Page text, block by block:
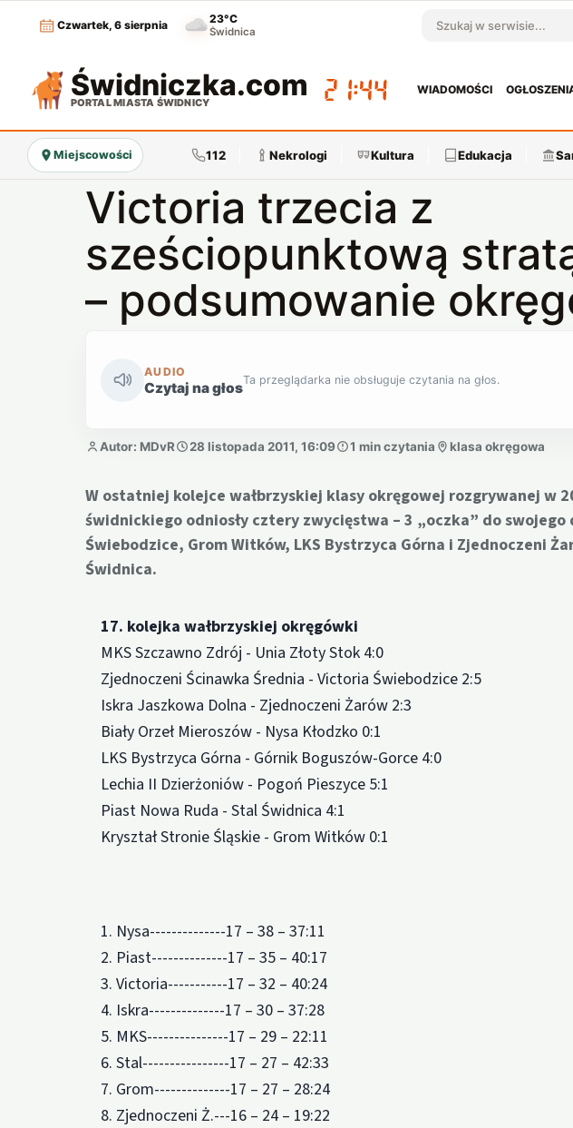
Czwartek, 6 sierpnia
23°C
Świdnica Szukaj w serwisie
Świdniczka.com
PORTAL MIASTA ŚWIDNICY 21:44
WIADOMOŚCI
Miejscowości 112 Nekrologi Kultura Edukacja
Victoria trzecia z
sześciopunktową
– podsumowanie
AUDIO
Czytaj na głosTa przeglądarka nie obsługuje czytania na głos.
Autor: MDvR 28 listopada 2011, 16:09 1 min czytania klasa okręgowa
W ostatniej kolejce wałbrzyskiej klasy okręgowej rozgrywanej w
świdnickiego odniosły cztery zwycięstwa – 3 „oczka” do
Świebodzice, Grom Witków, LKS Bystrzyca Górna i Zjednoczeni
Świdnica.
17. kolejka wałbrzyskiej okręgówki
MKS Szczawno Zdrój - Unia Złoty Stok 4:0
Zjednoczeni Ścinawka Średnia - Victoria Świebodzice 2:5
Iskra Jaszkowa Dolna - Zjednoczeni Żarów 2:3
Biały Orzeł Mieroszów - Nysa Kłodzko 0:1
LKS Bystrzyca Górna - Górnik Boguszów-Gorce 4:0
Lechia II Dzierżoniów - Pogoń Pieszyce 5:1
Piast Nowa Ruda - Stal Świdnica 4:1
Kryształ Stronie Śląskie - Grom Witków 0:1
1. Nysa--------------17 – 38 – 37:11
2. Piast--------------17 – 35 – 40:17
3. Victoria-----------17 – 32 – 40:24
4. Iskra--------------17 – 30 – 37:28
5. MKS---------------17 – 29 – 22:11
6. Stal----------------17 – 27 – 42:33
7. Grom--------------17 – 27 – 28:24
8. Zjednoczeni Ż.---16 – 24 – 19:22